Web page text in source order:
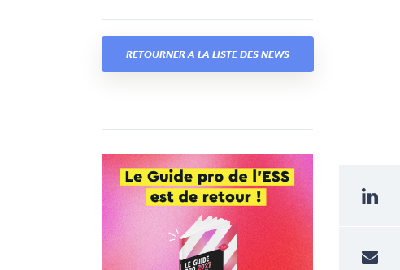
RETOURNER À LA LISTE DES NEWS